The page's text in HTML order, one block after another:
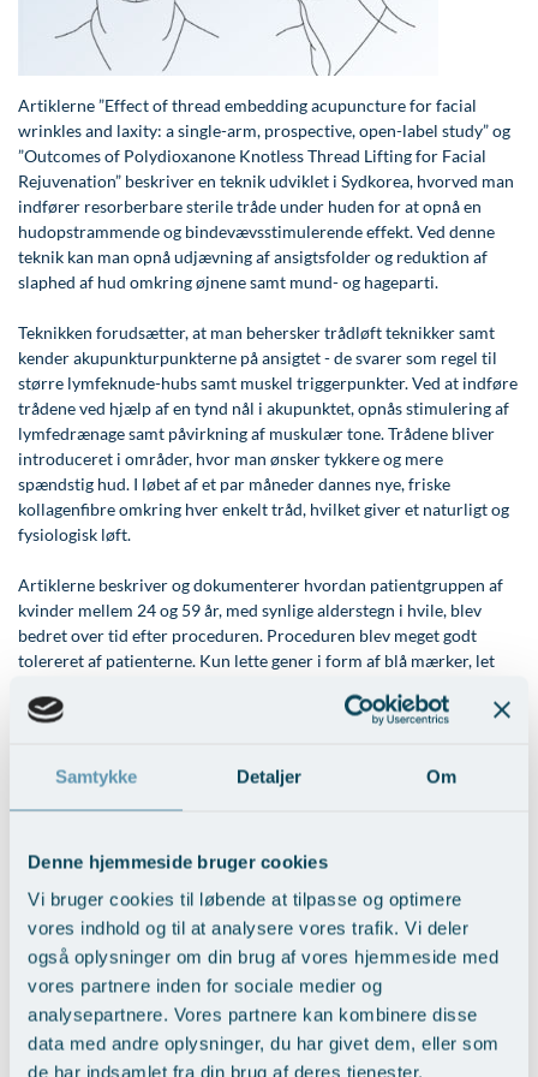
Samtykke Detaljer Om
Denne hjemmeside bruger cookies
Vi bruger cookies til løbende at tilpasse og optimere
vores indhold og til at analysere vores trafik. Vi deler
også oplysninger om din brug af vores hjemmeside med
vores partnere inden for sociale medier og
analysepartnere. Vores partnere kan kombinere disse
data med andre oplysninger, du har givet dem, eller som
de har indsamlet fra din brug af deres tjenester.
Lunge-astma-allergi
Mave-tarm kirurgi
Menopause- og hormonterapi
Neurologi (hjerne-nervesygdomme)
Onkologi (kræftsygdomme)
Plastikkirurgi (rekonstruktiv)
Reumatologi (gigtsygdomme)
Svedproblemer
Søvn
Thoraxkirurgi (slipping rib)
Ultralydsscanning
Urologi (Urinvejssygdomme)
Ar og strækmærker
Uønsket hårvækst
Hårtab
Aldersprægede håndrygge
Kropsforyngelse og opstramning
Intim konturering/foryngelse
Mandlig genitalområde - forskønnelse
Kosmetisk Plastikkirurgi
Kæbekirurgi
Skræddersyede dropbehandlinger
Før / efter billeder
Modelopskrivning
Plasmaprodukter i æstetisk, kosmetisk og anti-
Prisliste
Skriv dig op
Udskrivelse
Kontakt os & Find vej
Kvalitet og patienttilfredshed
Nyttige links
Parkering og opladning på AROS Privathospital
Persondatapolitik på AROS
Rygepolitik
Samarbejde mellem specialer
Sengestuer
Standardbetingelser for privatbetalte
operationer
Ventetid i det offentlige - Frit sygehusvalg
Vores mål
Artiklerne ”Effect of thread embedding acupuncture for facial
wrinkles and laxity: a single-arm, prospective, open-label study” og
”Outcomes of Polydioxanone Knotless Thread Lifting for Facial
Rejuvenation” beskriver en teknik udviklet i Sydkorea, hvorved man
indfører resorberbare sterile tråde under huden for at opnå en
hudopstrammende og bindevævsstimulerende effekt. Ved denne
teknik kan man opnå udjævning af ansigtsfolder og reduktion af
slaphed af hud omkring øjnene samt mund- og hageparti.
Teknikken forudsætter, at man behersker trådløft teknikker samt
kender akupunkturpunkterne på ansigtet - de svarer som regel til
større lymfeknude-hubs samt muskel triggerpunkter. Ved at indføre
trådene ved hjælp af en tynd nål i akupunktet, opnås stimulering af
lymfedrænage samt påvirkning af muskulær tone. Trådene bliver
introduceret i områder, hvor man ønsker tykkere og mere
spændstig hud. I løbet af et par måneder dannes nye, friske
kollagenfibre omkring hver enkelt tråd, hvilket giver et naturligt og
fysiologisk løft.
Artiklerne beskriver og dokumenterer hvordan patientgruppen af
kvinder mellem 24 og 59 år, med synlige alderstegn i hvile, blev
bedret over tid efter proceduren. Proceduren blev meget godt
tolereret af patienterne. Kun lette gener i form af blå mærker, let
en uges tid.
Liuba Penova Mattes, som er internationalt uddannet i at udføre
dem.
Læs artiklen "Effect of thread embedding acupuncture for facial
wrinkles and laxity..." her >
Læs artiklen: "Outcomes of Polydioxanone Knotless Thread Lifting
for Facial Rejuvenation" her >
Tilbage til Artikler